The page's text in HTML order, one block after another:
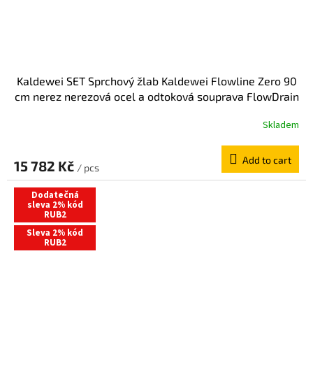
Kaldewei SET Sprchový žlab Kaldewei Flowline Zero 90
cm nerez nerezová ocel a odtoková souprava FlowDrain
Skladem
15 782 Kč / pcs
Add to cart
Dodatečná
sleva 2% kód
RUB2
Sleva 2% kód
RUB2